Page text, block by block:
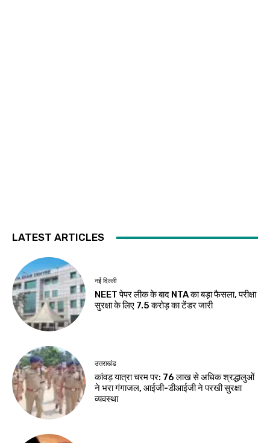
LATEST ARTICLES
नई दिल्ली
NEET पेपर लीक के बाद NTA का बड़ा फैसला, परीक्षा
सुरक्षा के लिए ₹7.5 करोड़ का टेंडर जारी
उत्तराखंड
कांवड़ यात्रा चरम पर: 76 लाख से अधिक श्रद्धालुओं
ने भरा गंगाजल, आईजी-डीआईजी ने परखी सुरक्षा
व्यवस्था